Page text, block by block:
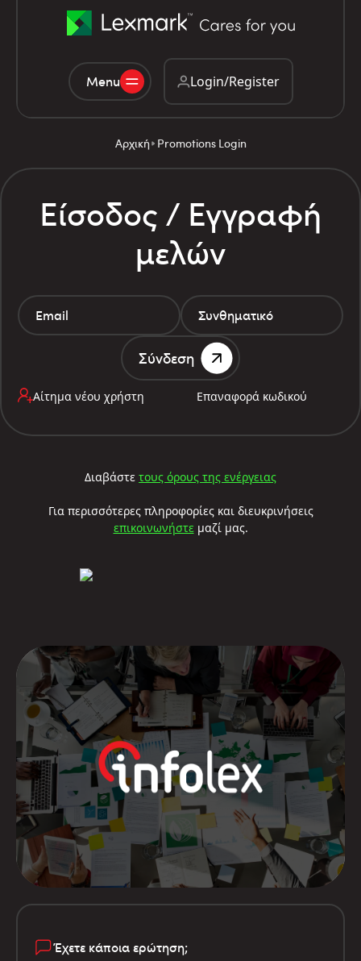
Menu Login/Register
Αρχική Promotions Login
Είσοδος / Εγγραφή
μελών
Σύνδεση
Αίτημα νέου χρήστη Επαναφορά κωδικού
Διαβάστε τους όρους της ενέργειας
Για περισσότερες πληροφορίες και διευκρινήσεις
επικοινωνήστεμαζί μας.
Έχετε κάποια ερώτηση;